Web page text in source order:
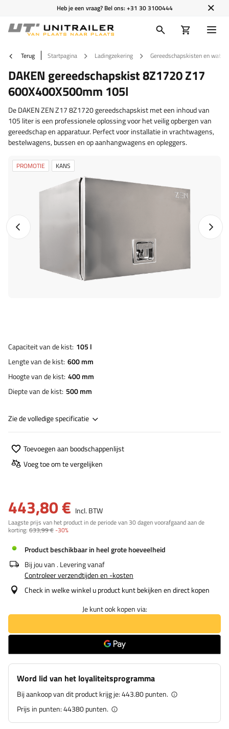
Heb je een vraag? Bel ons:+31 30 3100444
Terug Startpagina Ladingzekering Gereedschapskisten en
DAKEN gereedschapskist 8Z1720 Z17
600X400X500mm 105l
De DAKEN ZEN Z17 8Z1720 gereedschapskist met een inhoud van
105 liter is een professionele oplossing voor het veilig opbergen van
gereedschap en apparatuur. Perfect voor installatie in vrachtwagens,
bestelwagens, bussen en op aanhangwagens en opleggers.
Vorige foto
PROMOTIE KANS
Capaciteit van de kist 105 l
Lengte van de kist 600 mm
Hoogte van de kist 400 mm
Diepte van de kist 500 mm
Zie de volledige specificatie
Toevoegen aan boodschappenlijst
Voeg toe om te vergelijken
443,80 € Incl. BTW
Laagste prijs van het product in de periode van 30 dagen voorafgaand aan de
korting: 633,99 €-30%
Product beschikbaar in heel grote hoeveelheid
Bij jou van . Levering vanaf
Controleer verzendtijden en -kosten
Check in welke winkel u product kunt bekijken en direct kopen
Je kunt ook kopen via:
Word lid van het loyaliteitsprogramma
Bij aankoop van dit product krijg je:443.80 punten.
Prijs in punten:44380punten.